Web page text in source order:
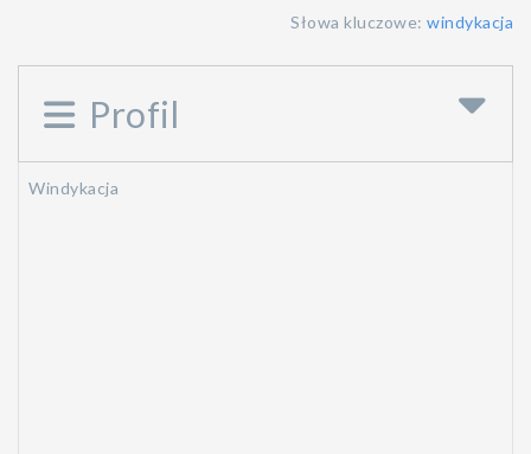
Słowa kluczowe: windykacja
Profil
Windykacja